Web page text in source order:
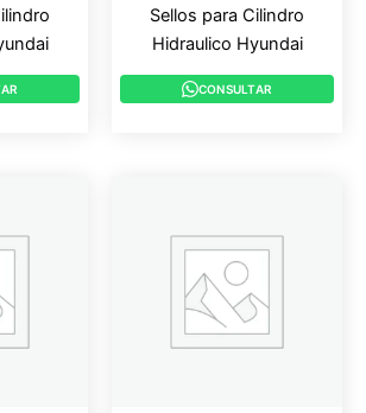
Sellos para Cilindro
Hidraulico Hyundai
CONSULTAR